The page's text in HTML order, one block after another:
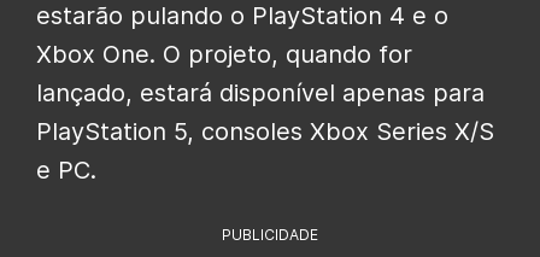
estarão pulando o PlayStation 4 e o
Xbox One. O projeto, quando for
lançado, estará disponível apenas para
PlayStation 5, consoles Xbox Series X/S
e PC.
PUBLICIDADE